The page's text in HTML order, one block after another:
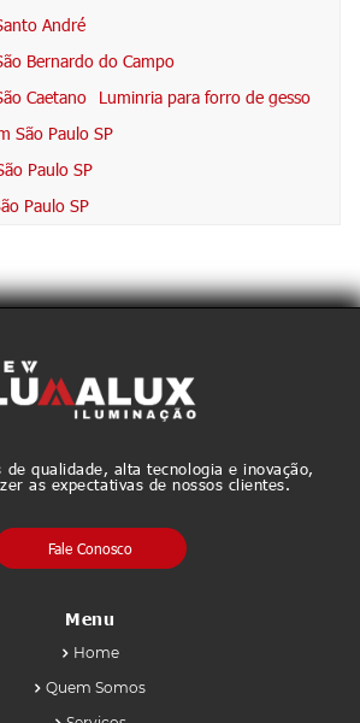
André
Bernardo do Campo
Caetano
Luminria para forro de gesso
São Paulo SP
Paulo SP
Paulo SP
de qualidade, alta tecnologia e inovação,
as expectativas de nossos clientes.
Fale Conosco
Menu
Home
Quem Somos